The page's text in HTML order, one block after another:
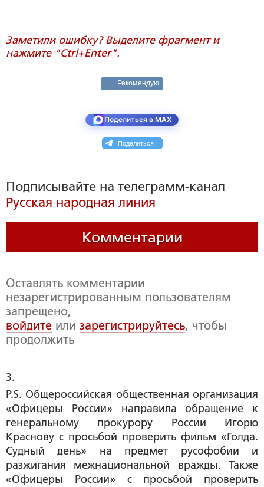
Заметили ошибку? Выделите фрагмент и
нажмите "Ctrl+Enter".
Рекомендую
Поделиться в MAX
Поделиться
Подписывайте на телеграмм-канал
Русская народная линия
Комментарии
Оставлять комментарии
незарегистрированным пользователям
запрещено,
войдите или зарегистрируйтесь, чтобы
продолжить
3.
P.S. Общероссийская общественная организация
«Офицеры России» направила обращение к
генеральному прокурору России Игорю
Краснову с просьбой проверить фильм «Голда.
Судный день» на предмет русофобии и
разжигания межнациональной вражды. Также
«Офицеры России» с просьбой проверить